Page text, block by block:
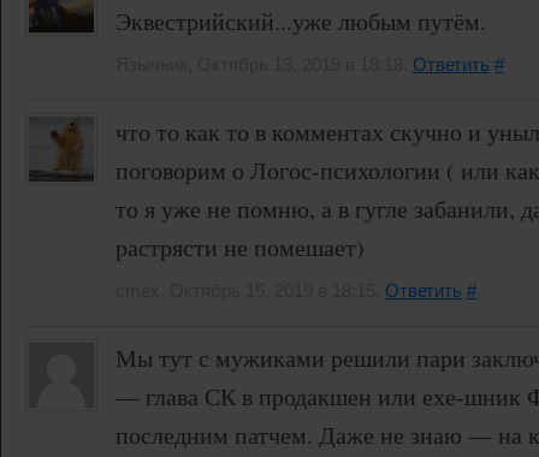
Эквестрийский...уже любым путём.
Ответить #
что то как то в комментах скучно и
поговорим о Логос-психологии ( или
то я уже не помню, а в гугле забанили,
растрясти не помешает)
Ответить #
Мы тут с мужиками решили пари
— глава СК в продакшен или ехе-шник
последним патчем. Даже не знаю — на